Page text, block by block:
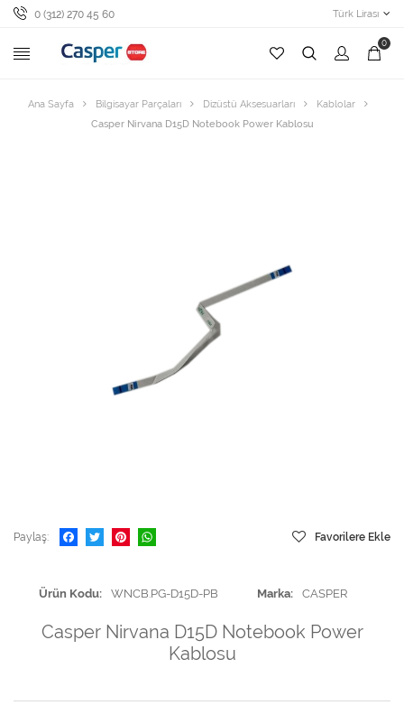
0 (312) 270 45 60 Türk Lirası
0
Ana Sayfa Bilgisayar Parçaları Dizüstü Aksesuarları
Kablolar
Casper Nirvana D15D Notebook Power Kablosu
Paylaş Favorilere Ekle
Ürün Kodu WNCB.PG-D15D-PB Marka CASPER
Casper Nirvana D15D Notebook Power
Kablosu